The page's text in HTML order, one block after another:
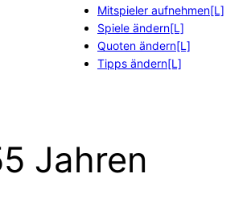
Mitspieler aufnehmen[L]
Spiele ändern[L]
Quoten ändern[L]
Tipps ändern[L]
Jahren